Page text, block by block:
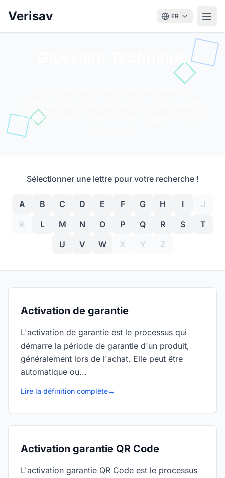
Verisav FR
à l'économie circulaire et au Digital Product
Sélectionner une lettre pour votre recherche !
A B C D E F G H I
J
K
L M N O P Q R S
T
U
V W X Y Z
Activation de garantie
L'activation de garantie est le processus qui
démarre la période de garantie d'un produit,
généralement lors de l'achat. Elle peut être
automatique ou...
Lire la définition complète→
Activation garantie QR Code
L'activation garantie QR Code est le processus